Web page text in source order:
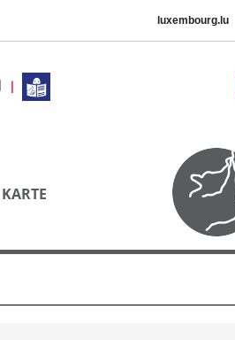
luxembourg.lu
KARTE